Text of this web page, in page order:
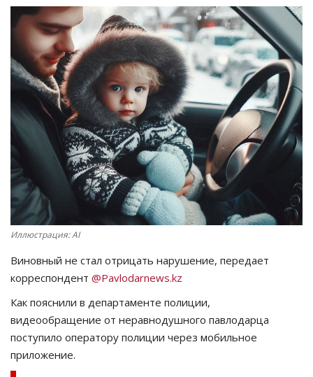
МИР
СПЕЦПРОЕКТЫ
СПОРТ
Чек-лист
РАЗВЛЕЧЕНИЯ
OFFICIAL
Курултай
Язык
Қазақша Русский
Иллюстрация: AI
Виновный не стал отрицать нарушение, передает
корреспондент @Pavlodarnews.kz
Как пояснили в департаменте полиции,
видеообращение от неравнодушного павлодарца
поступило оператору полиции через мобильное
приложение.